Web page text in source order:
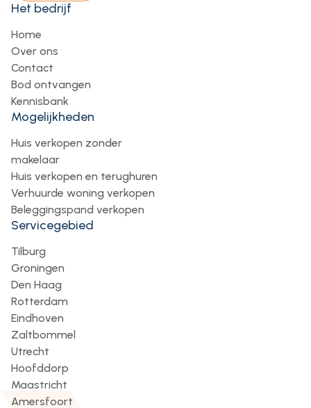
Het bedrijf
Home
Over ons
Contact
Bod ontvangen
Kennisbank
Mogelijkheden
Huis verkopen zonder
makelaar
Huis verkopen en terughuren
Verhuurde woning verkopen
Beleggingspand verkopen
Servicegebied
Tilburg
Groningen
Den Haag
Rotterdam
Eindhoven
Zaltbommel
Utrecht
Hoofddorp
Maastricht
Amersfoort